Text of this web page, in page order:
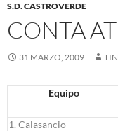
S.D. CASTROVERDE
CONTA
31 MARZO, 2009
Equipo
1. Calasancio